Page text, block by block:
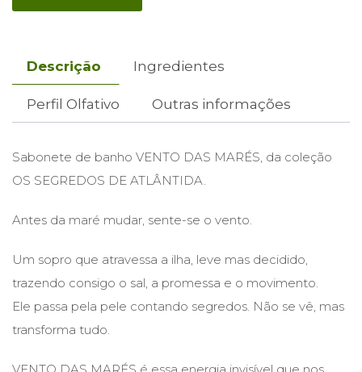
Descrição Ingredientes
Perfil Olfativo Outras informações
Sabonete de banho VENTO DAS MARÉS, da coleção
OS SEGREDOS DE ATLÂNTIDA.
Antes da maré mudar, sente-se o vento.
Um sopro que atravessa a ilha, leve mas decidido,
trazendo consigo o sal, a promessa e o movimento.
Ele passa pela pele contando segredos. Não se vê, mas
transforma tudo.